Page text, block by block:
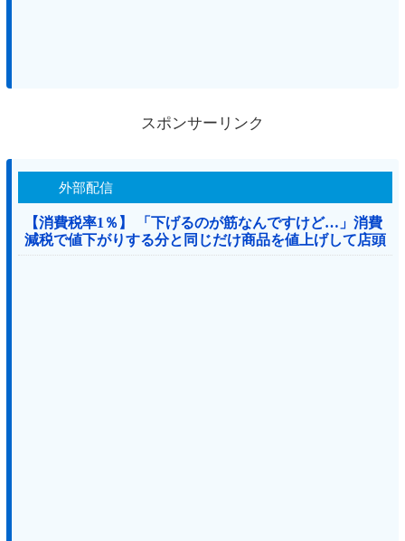
スポンサーリンク
外部配信
【消費税率1％】 「下げるのが筋なんですけど…」消費
減税で値下がりする分と同じだけ商品を値上げして店頭
価格を変えない店も